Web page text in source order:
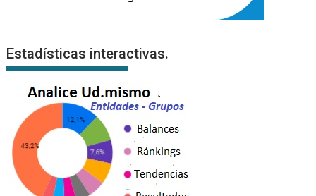
Estadísticas interactivas.